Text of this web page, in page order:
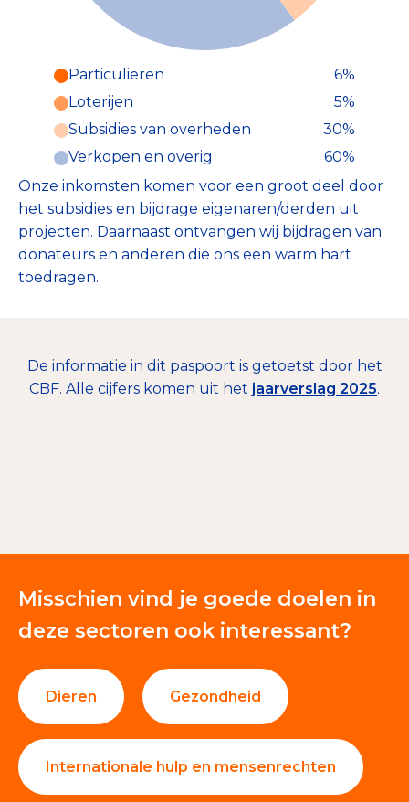
Particulieren (6%)
Deze inkomsten zijn als volgt
onderverdeeld:
Particulieren
6%
Loterijen
5%
Subsidies van overheden
30%
Verkopen en overig
60%
Onze inkomsten komen voor een groot deel door
het subsidies en bijdrage eigenaren/derden uit
projecten. Daarnaast ontvangen wij bijdragen van
donateurs en anderen die ons een warm hart
toedragen.
De informatie in dit paspoort is getoetst door het
CBF. Alle cijfers komen uit het jaarverslag 2025.
Misschien vind je goede doelen in
deze sectoren ook interessant?
Dieren Gezondheid
Internationale hulp en mensenrechten